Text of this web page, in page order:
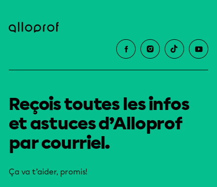
Reçois toutes les infos
et astuces d’Alloprof
par courriel.
Ça va t’aider, promis!